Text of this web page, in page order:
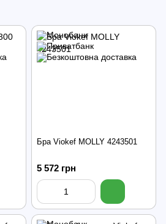
Бра Viokef MOLLY 4243501
5 572 грн